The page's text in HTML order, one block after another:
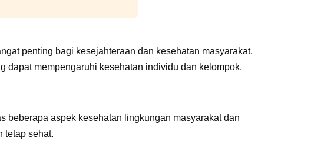
penting bagi kesejahteraan dan kesehatan masyarakat,
dapat mempengaruhi kesehatan individu dan kelompok.
beberapa aspek kesehatan lingkungan masyarakat dan
tetap sehat.